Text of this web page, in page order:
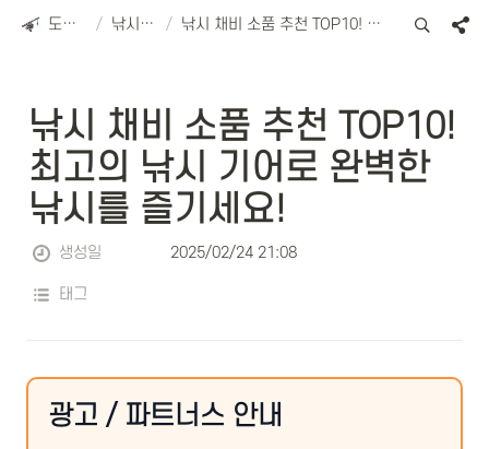
도리피싱 / 낚시용품 / 낚시 채비 소품 추천 TOP10! 최고의 낚시 기어로 완벽한 낚시를 즐기세요!
낚시 채비 소품 추천 TOP10!
최고의 낚시 기어로 완벽한
낚시를 즐기세요!
생성일 2025/02/24 21:08
태그
광고 / 파트너스 안내